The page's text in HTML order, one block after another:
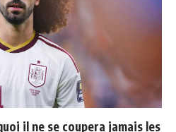
il ne se coupera jamais les